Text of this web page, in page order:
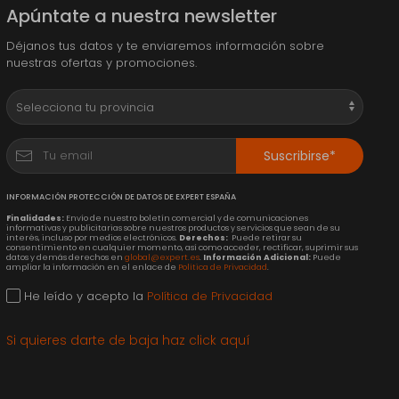
Apúntate a nuestra newsletter
Déjanos tus datos y te enviaremos información sobre
nuestras ofertas y promociones.
Suscribirse*
INFORMACIÓN PROTECCIÓN DE DATOS DE EXPERT ESPAÑA
Finalidades:Envío de nuestro boletín comercial y de comunicaciones
informativas y publicitarias sobre nuestros productos y servicios que sean de su
interés, incluso por medios electrónicos. Derechos:Puede retirar su
consentimiento en cualquier momento, así como acceder, rectificar, suprimir sus
datos y demás derechos en global@expert.es. Información Adicional:Puede
ampliar la información en el enlace de Política de Privacidad.
He leído y acepto la Política de Privacidad
Si quieres darte de baja haz click aquí